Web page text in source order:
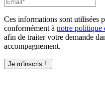
Ces informations sont utilisées
conformément à notre politique
afin de traiter votre demande
accompagnement.